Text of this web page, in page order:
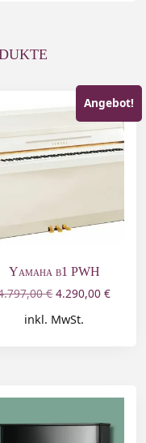
Angebot!
Yamaha b1 PWH
€ 4.290,00€
inkl. MwSt.